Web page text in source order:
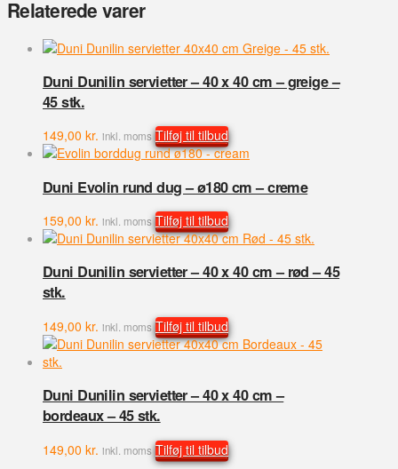
Relaterede varer
Duni Dunilin servietter – 40 x 40 cm – greige –
45 stk.
149,00 kr. inkl. moms Tilføj til tilbud
Duni Evolin rund dug – ø180 cm – creme
159,00 kr. inkl. moms Tilføj til tilbud
Duni Dunilin servietter – 40 x 40 cm – rød – 45
stk.
149,00 kr. inkl. moms Tilføj til tilbud
Duni Dunilin servietter – 40 x 40 cm –
bordeaux – 45 stk.
149,00 kr. inkl. moms Tilføj til tilbud